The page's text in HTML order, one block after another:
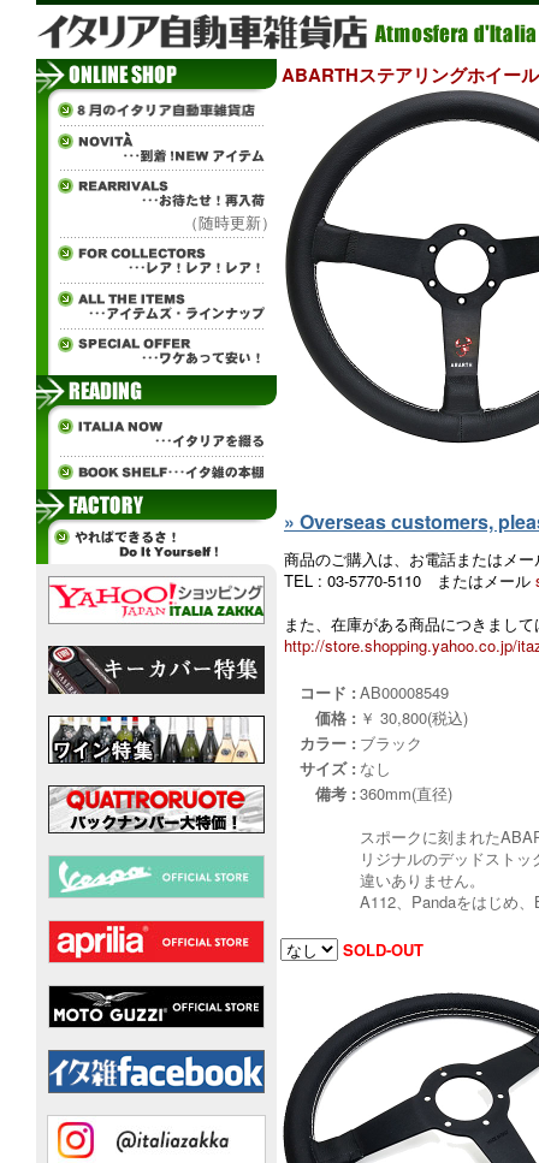
（随時更新）
ABARTHステアリングホイー
» Overseas customers,
商品のご購入は、お電話またはメ
TEL : 03-5770-5110 またはメール
また、在庫がある商品につきまし
http://store.shopping.yahoo.co.jp/
コード : AB00008549
価格 : ￥ 30,800(税込)
カラー : ブラック
サイズ : なし
備考 : 360mm(直径)
スポークに刻まれた
リジナルのデッドスト
違いありません。
A112、Pandaをはじめ
SOLD-OUT